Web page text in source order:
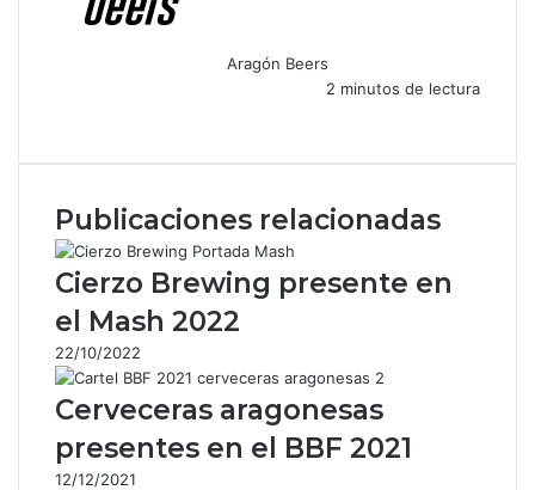
Aragón Beers
2 minutos de lectura
c
b
o
o
k
a
s
A
p
p
l
g
m
m
a
i
r
o
r
c
o
Publicaciones relacionadas
Cierzo Brewing presente en
el Mash 2022
22/10/2022
Cerveceras aragonesas
presentes en el BBF 2021
12/12/2021